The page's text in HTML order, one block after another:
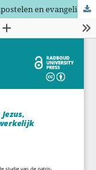
Oort, Hans van. 2025. Israël? Wat Jezus, apostelen en evangelieschrijvers werkelijk zeggen